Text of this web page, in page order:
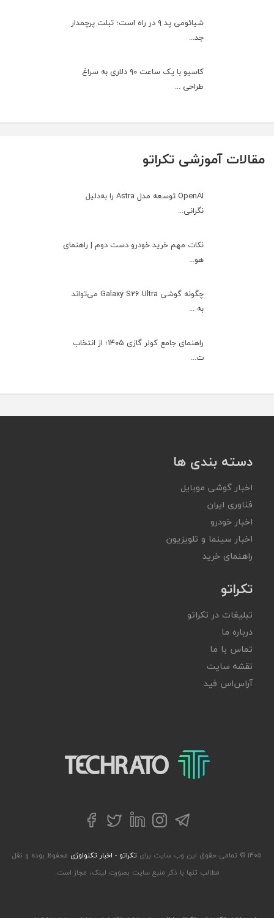
شیائومی پد ۹ در راه است؛ تبلت پرچمدار
جد...
کاسیو با یک ساعت ۹۰ دلاری به سراغ
طراحی ...
مقالات آموزشی تکراتو
OpenAI توسعه مدل Astra را به‌دلیل
نگرانی...
نکات مهم خرید خودرو دست دوم | راهنمای
هو...
چگونه گوشی Galaxy S26 Ultra می‌تواند
به ...
راهنمای جامع کولر گازی ۱۴۰۵؛ از انتخاب
ت...
دسته بندی ها
اخبار گوشی موبایل
فناوری ایران
اخبار خودرو
اخبار سینما و تلویزیون
راهنمای خرید
تکراتو
تبلیغات در تکراتو
درباره ما
تماس با ما
نقشه سایت
آر‌اس‌اس فید
تکراتو – زندگی با تکنولوژی
تلگراماینستاگرام
لینکداینتوییترفیسبوک
۱۴۰۵ © تمامی حقوق این وب سایت برای تکراتو - اخبار تکنولوژی محفوظ بوده و نقل
مطالب تنها با ذکر منبع سایت بصورت لینک، مجاز است.